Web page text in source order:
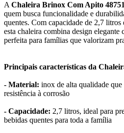
A Chaleira Brinox Com Apito
quem busca funcionalidade e
quentes. Com capacidade de 2,7 litros
esta chaleira combina design elegante
perfeita para famílias que valorizam
Principais características da
- Material: inox de alta qualidade
resistência à corrosão
- Capacidade: 2,7 litros, ideal para
bebidas quentes para toda a família